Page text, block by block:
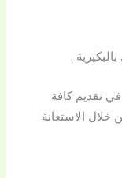
.
تقديم كافة
خلال الاستعانة